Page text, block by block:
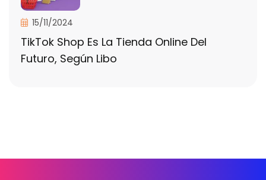
15/11/2024
TikTok Shop Es La Tienda Online Del
Futuro, Según Libo